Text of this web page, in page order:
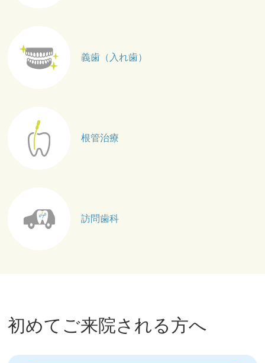
義歯（入れ歯）
根管治療
訪問歯科
初めてご来院される方へ